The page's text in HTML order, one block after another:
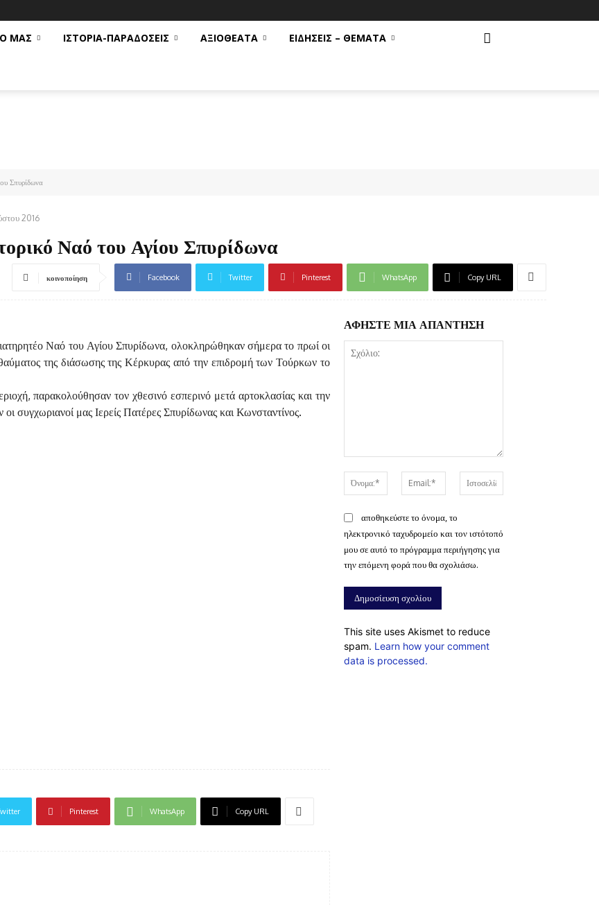
ΜΑΣ ΙΣΤΟΡΙΑ-ΠΑΡΑΔΟΣΕΙΣ ΑΞΙΟΘΕΑΤΑ ΕΙΔΗΣΕΙΣ – ΘΕΜΑΤΑ
Σπυρίδωνα
2016
Ναό του Αγίου Σπυρίδωνα
κοινοποίηση Facebook Twitter Pinterest WhatsApp Copy URL
Ναό του Αγίου Σπυρίδωνα, ολοκληρώθηκαν σήμερα το πρωί οι
της διάσωσης της Κέρκυρας από την επιδρομή των Τούρκων το
παρακολούθησαν τον χθεσινό εσπερινό μετά αρτοκλασίας και την
συγχωριανοί μας Ιερείς Πατέρες Σπυρίδωνας και Κωνσταντίνος.
Pinterest WhatsApp Copy URL
ΑΦΗΣΤΕ ΜΙΑ ΑΠΑΝΤΗΣΗ
Όνομα:*
Email:*
αποθηκεύστε το όνομα, το
ηλεκτρονικό ταχυδρομείο και τον ιστότοπό
μου σε αυτό το πρόγραμμα περιήγησης για
την επόμενη φορά που θα σχολιάσω.
This site uses Akismet to reduce
spam. Learn how your comment
data is processed.